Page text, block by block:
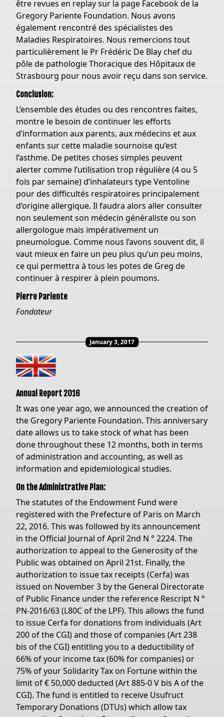
être revues en replay sur la page Facebook de la
Gregory Pariente Foundation. Nous avons
également rencontré des spécialistes des
Maladies Respiratoires. Nous remercions tout
particulièrement le Pr Frédéric De Blay chef du
pôle de pathologie Thoracique des Hôpitaux de
Strasbourg pour nous avoir reçu dans son service.
Conclusion:
L’ensemble des études ou des rencontres faites,
montre le besoin de continuer les efforts
d’information aux parents, aux médecins et aux
enfants sur cette maladie sournoise qu’est
l’asthme. De petites choses simples peuvent
alerter comme l’utilisation trop régulière (4 ou 5
fois par semaine) d’inhalateurs type Ventoline
pour des difficultés respiratoires principalement
d’origine allergique. Il faudra alors aller consulter
non seulement son médecin généraliste ou son
allergologue mais impérativement un
pneumologue. Comme nous l’avons souvent dit, il
vaut mieux en faire un peu plus qu’un peu moins,
ce qui permettra à tous les potes de Greg de
continuer à respirer à plein poumons.
Pierre Pariente
Fondateur
January 3, 2017
Annual Report 2016
It was one year ago, we announced the creation of
the Gregory Pariente Foundation. This anniversary
date allows us to take stock of what has been
done throughout these 12 months, both in terms
of administration and accounting, as well as
information and epidemiological studies.
On the Administrative Plan:
The statutes of the Endowment Fund were
registered with the Prefecture of Paris on March
22, 2016. This was followed by its announcement
in the Official Journal of April 2nd N ° 2224. The
authorization to appeal to the Generosity of the
Public was obtained on April 21st. Finally, the
authorization to issue tax receipts (Cerfa) was
issued on November 3 by the General Directorate
of Public Finance under the reference Rescript N °
PN-2016/63 (L80C of the LPF). This allows the fund
to issue Cerfa for donations from individuals (Art
200 of the CGI) and those of companies (Art 238
bis of the CGI) entitling you to a deductibility of
66% of your income tax (60% for companies) or
75% of your Solidarity Tax on Fortune within the
limit of € 50,000 deducted (Art 885-0 V bis A of the
CGI). The fund is entitled to receive Usufruct
Temporary Donations (DTUs) which allow tax